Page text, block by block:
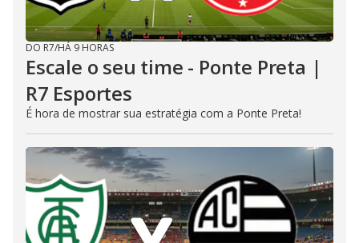
DO R7/HÁ 9 HORAS
Escale o seu time - Ponte Preta |
R7 Esportes
É hora de mostrar sua estratégia com a Ponte Preta!